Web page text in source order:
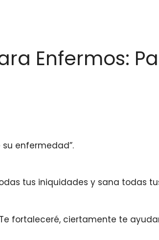
Enfermos:
enfermedad”.
tus iniquidades y sana todas
fortaleceré, ciertamente te